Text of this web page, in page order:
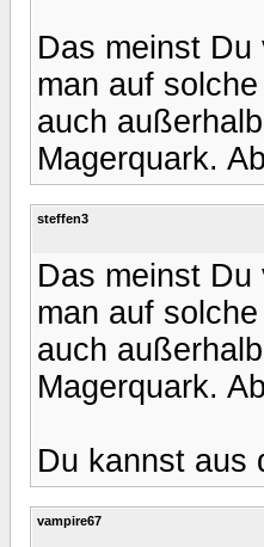
Das meinst
man auf
auch
Magerquark.
steffen3
Das meinst
man auf
auch
Magerquark.
Du kannst aus
vampire67